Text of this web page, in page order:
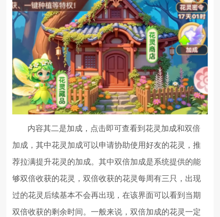
内容其二是加成，点击即可查看到花灵加成和双倍
加成，其中花灵加成可以申请协助使用好友的花灵，推
荐拉满提升花灵的加成。其中双倍加成是系统提供的能
够双倍收获的花灵，双倍收获的花灵每周有三只，出现
过的花灵后续基本不会再出现，在该界面可以看到当期
双倍收获的剩余时间。一般来说，双倍加成的花灵一定